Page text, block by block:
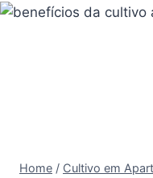
Home / Cultivo em